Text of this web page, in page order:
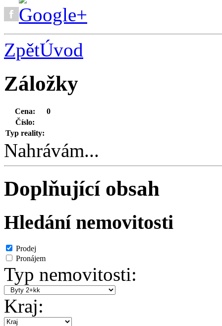
ZpětÚvod
Záložky
Cena:
0
Číslo:
Typ reality:
Nahrávám...
Doplňující obsah
Hledání nemovitosti
Prodej
Pronájem
Typ nemovitosti:
Kraj: